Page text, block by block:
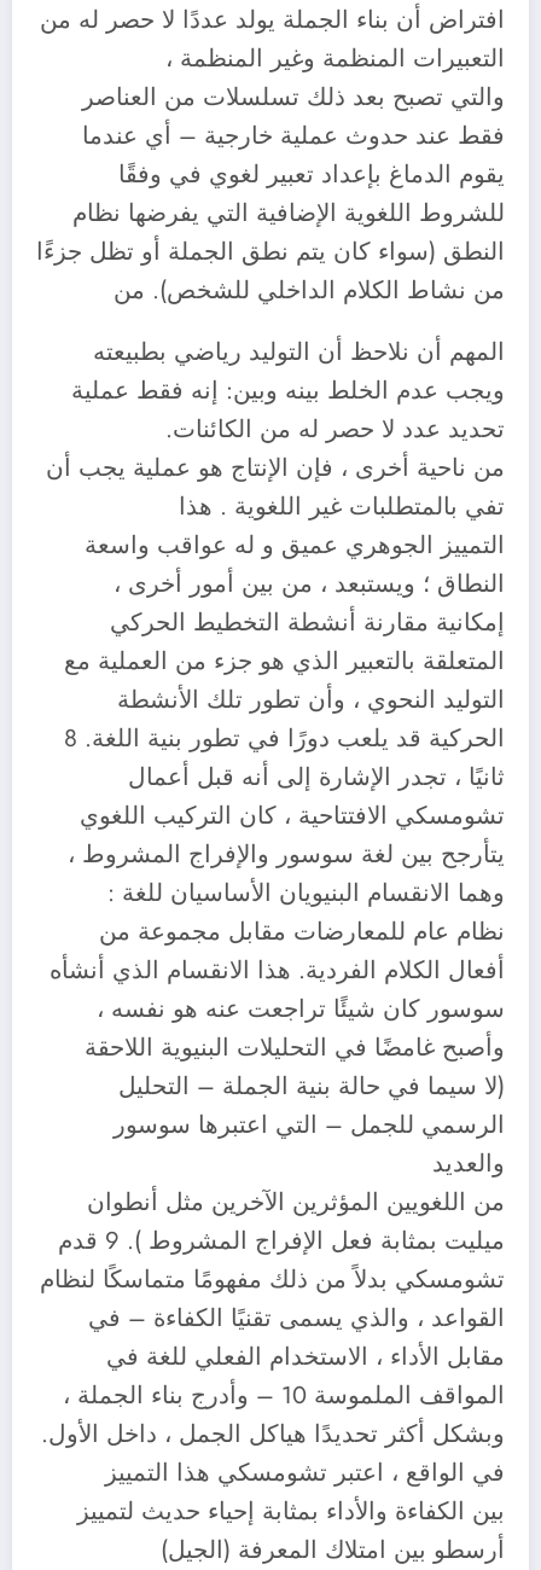
افتراض أن بناء الجملة يولد عددًا لا حصر له من
التعبيرات المنظمة وغير المنظمة ،
والتي تصبح بعد ذلك تسلسلات من العناصر
فقط عند حدوث عملية خارجية – أي عندما
يقوم الدماغ بإعداد تعبير لغوي في وفقًا
للشروط اللغوية الإضافية التي يفرضها نظام
النطق (سواء كان يتم نطق الجملة أو تظل جزءًا
من نشاط الكلام الداخلي للشخص). من
المهم أن نلاحظ أن التوليد رياضي بطبيعته
ويجب عدم الخلط بينه وبين: إنه فقط عملية
تحديد عدد لا حصر له من الكائنات.
من ناحية أخرى ، فإن الإنتاج هو عملية يجب أن
تفي بالمتطلبات غير اللغوية . هذا
التمييز الجوهري عميق و له عواقب واسعة
النطاق ؛ ويستبعد ، من بين أمور أخرى ،
إمكانية مقارنة أنشطة التخطيط الحركي
المتعلقة بالتعبير الذي هو جزء من العملية مع
التوليد النحوي ، وأن تطور تلك الأنشطة
الحركية قد يلعب دورًا في تطور بنية اللغة. 8
ثانيًا ، تجدر الإشارة إلى أنه قبل أعمال
تشومسكي الافتتاحية ، كان التركيب اللغوي
يتأرجح بين لغة سوسور والإفراج المشروط ،
وهما الانقسام البنيويان الأساسيان للغة :
نظام عام للمعارضات مقابل مجموعة من
أفعال الكلام الفردية. هذا الانقسام الذي أنشأه
سوسور كان شيئًا تراجعت عنه هو نفسه ،
وأصبح غامضًا في التحليلات البنيوية اللاحقة
(لا سيما في حالة بنية الجملة – التحليل
الرسمي للجمل – التي اعتبرها سوسور
والعديد
من اللغويين المؤثرين الآخرين مثل أنطوان
ميليت بمثابة فعل الإفراج المشروط ). 9 قدم
تشومسكي بدلاً من ذلك مفهومًا متماسكًا لنظام
القواعد ، والذي يسمى تقنيًا الكفاءة – في
مقابل الأداء ، الاستخدام الفعلي للغة في
المواقف الملموسة 10 – وأدرج بناء الجملة ،
وبشكل أكثر تحديدًا هياكل الجمل ، داخل الأول.
في الواقع ، اعتبر تشومسكي هذا التمييز
بين الكفاءة والأداء بمثابة إحياء حديث لتمييز
أرسطو بين امتلاك المعرفة (الجيل)